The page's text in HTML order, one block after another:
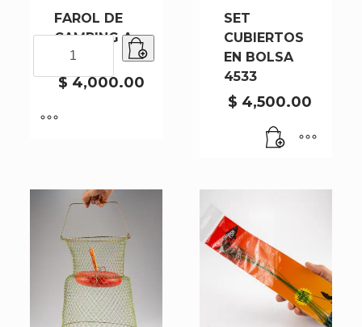
FAROL DE
CAMPING A
PILA
$4,000.00
CAMPING
PILA
SET
CUBIERTOS
EN BOLSA
4533
$ 4,500.00